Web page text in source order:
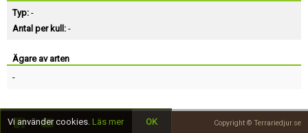
Typ: -
Antal per kull: -
Ägare av arten
-
Copyright © Terrariedjur.se
Vi använder cookies. Läs mer OK